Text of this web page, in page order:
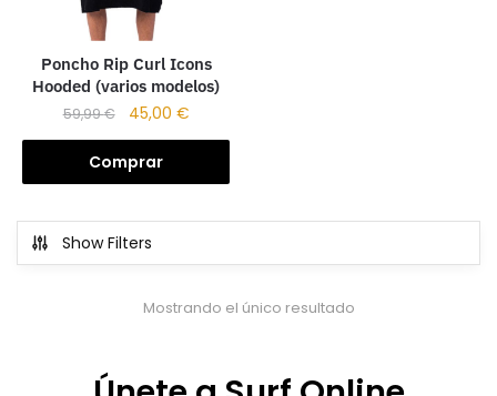
Poncho Rip Curl Icons
Hooded (varios modelos)
59,99€ 45,00 €
Comprar
Show Filters
Mostrando el único resultado